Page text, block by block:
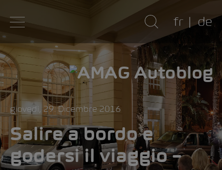
fr de
giovedì, 29. Dicembre 2016
Salire a bordo e
godersi il viaggio –